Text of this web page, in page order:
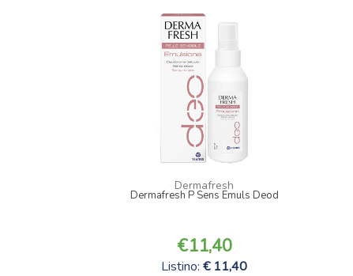
Dermafresh
Dermafresh P Sens Emuls Deod
11,40
Listino:11,40